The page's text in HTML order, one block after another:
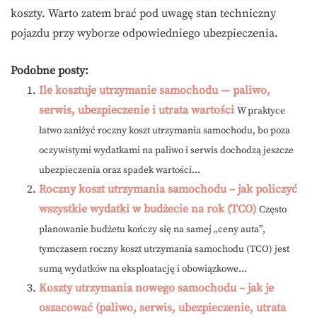
koszty. Warto zatem brać pod uwagę stan techniczny
pojazdu przy wyborze odpowiedniego ubezpieczenia.
Podobne posty:
Ile kosztuje utrzymanie samochodu — paliwo,
serwis, ubezpieczenie i utrata wartości W praktyce
łatwo zaniżyć roczny koszt utrzymania samochodu, bo poza
oczywistymi wydatkami na paliwo i serwis dochodzą jeszcze
ubezpieczenia oraz spadek wartości...
Roczny koszt utrzymania samochodu – jak policzyć
wszystkie wydatki w budżecie na rok (TCO) Często
planowanie budżetu kończy się na samej „ceny auta”,
tymczasem roczny koszt utrzymania samochodu (TCO) jest
sumą wydatków na eksploatację i obowiązkowe...
Koszty utrzymania nowego samochodu – jak je
oszacować (paliwo, serwis, ubezpieczenie, utrata